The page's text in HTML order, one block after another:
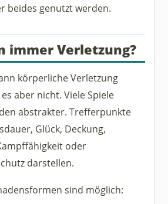
beides genutzt werden.
immer Verletzung?
körperliche Verletzung
aber nicht. Viele Spiele
abstrakter. Trefferpunkte
Glück, Deckung,
oder
darstellen.
sind möglich: